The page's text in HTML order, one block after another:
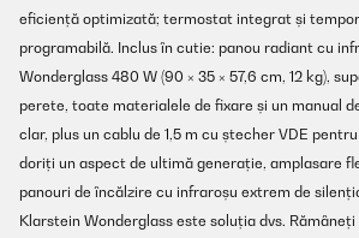
eficiență optimizată; termostat integrat și
programabilă. Inclus în cutie: panou radiant cu
Wonderglass 480 W (90 × 35 × 57,6 cm, 12 kg),
perete, toate materialele de fixare și un manual
clar, plus un cablu de 1,5 m cu ștecher VDE
doriți un aspect de ultimă generație, amplasare
panouri de încălzire cu infraroșu extrem de
Klarstein Wonderglass este soluția dvs.